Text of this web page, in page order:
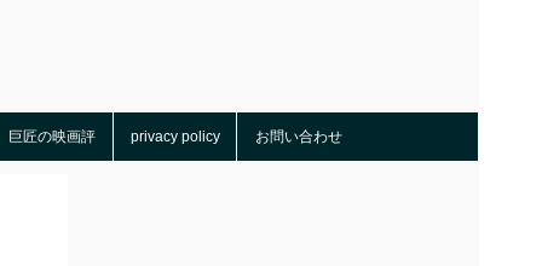
巨匠の映画評 privacy policy お問い合わせ